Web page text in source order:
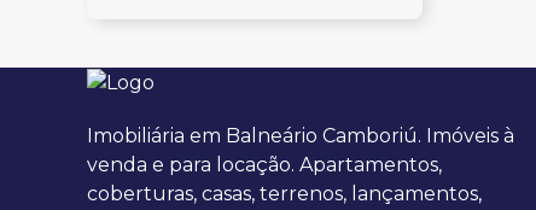
Imobiliária em Balneário Camboriú. Imóveis à
venda e para locação. Apartamentos,
coberturas, casas, terrenos, lançamentos,